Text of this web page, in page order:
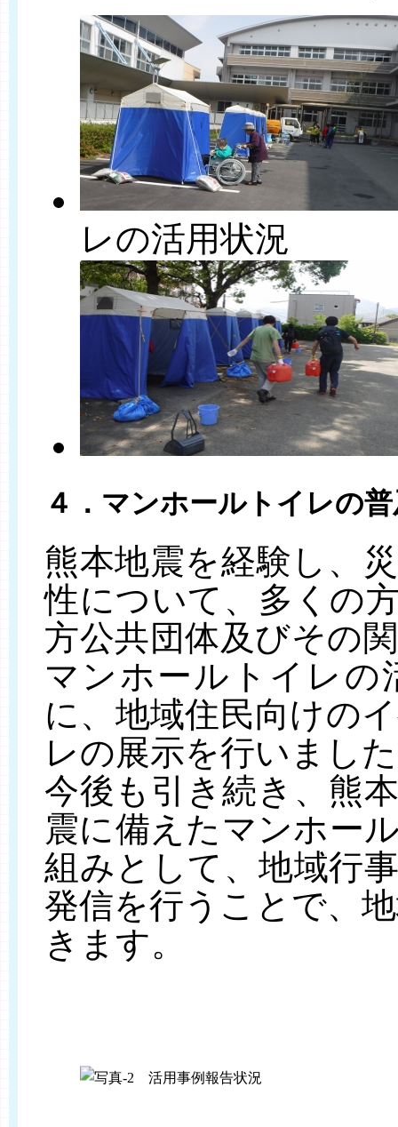
レの活用状況
４．マンホールトイレの
熊本地震を経験し、
性について、多くの
方公共団体及びその
マンホールトイレの
に、地域住民向けの
レの展示を行いまし
今後も引き続き、熊
震に備えたマンホー
組みとして、地域行
発信を行うことで、
きます。